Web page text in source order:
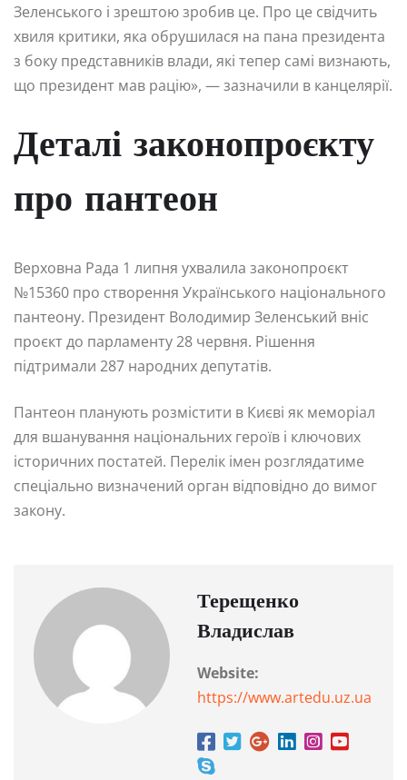
Зеленського і зрештою зробив це. Про це свідчить
хвиля критики, яка обрушилася на пана президента
з боку представників влади, які тепер самі визнають,
що президент мав рацію», — зазначили в канцелярії.
Деталі законопроєкту
про пантеон
Верховна Рада 1 липня ухвалила законопроєкт
№15360 про створення Українського національного
пантеону. Президент Володимир Зеленський вніс
проєкт до парламенту 28 червня. Рішення
підтримали 287 народних депутатів.
Пантеон планують розмістити в Києві як меморіал
для вшанування національних героїв і ключових
історичних постатей. Перелік імен розглядатиме
спеціально визначений орган відповідно до вимог
закону.
Терещенко
Владислав
Website:
https://www.artedu.uz.ua